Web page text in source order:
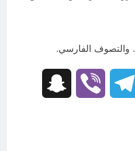
والتصوف الفارسي.
Telegram
Viber